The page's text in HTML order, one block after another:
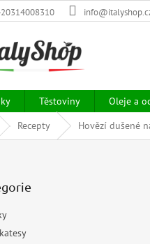
Těstoviny Oleje a
Recepty Hovězí dušené